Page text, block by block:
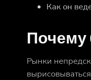
Как он
Почему
Рынки